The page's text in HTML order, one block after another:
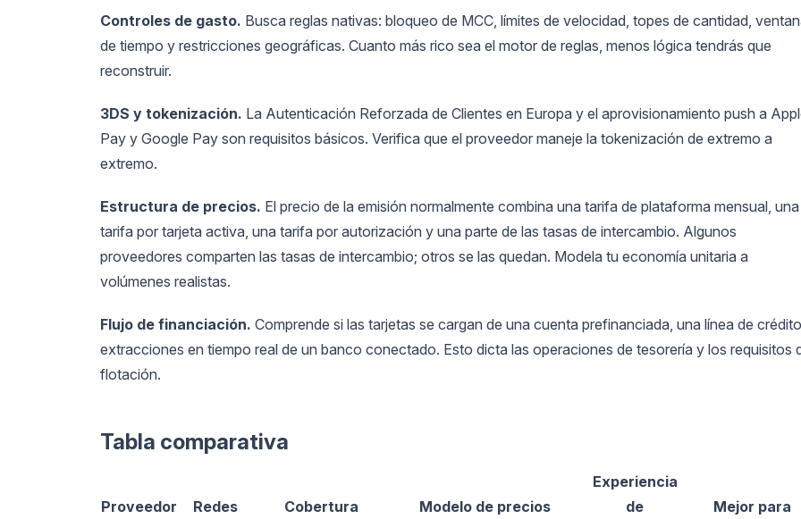
Controles de gasto. Busca reglas nativas: bloqueo de MCC, límites de velocidad, topes de cantidad,
de tiempo y restricciones geográficas. Cuanto más rico sea el motor de reglas, menos lógica tendrás que
reconstruir.
3DS y tokenización. La Autenticación Reforzada de Clientes en Europa y el aprovisionamiento push a
Pay y Google Pay son requisitos básicos. Verifica que el proveedor maneje la tokenización de extremo a
extremo.
Estructura de precios. El precio de la emisión normalmente combina una tarifa de plataforma mensual, una
tarifa por tarjeta activa, una tarifa por autorización y una parte de las tasas de intercambio. Algunos
proveedores comparten las tasas de intercambio; otros se las quedan. Modela tu economía unitaria a
volúmenes realistas.
Flujo de financiación. Comprende si las tarjetas se cargan de una cuenta prefinanciada, una línea de
extracciones en tiempo real de un banco conectado. Esto dicta las operaciones de tesorería y los requisitos
flotación.
Tabla comparativa
Proveedor Redes Cobertura Modelo de precios
Experiencia
de
Mejor para